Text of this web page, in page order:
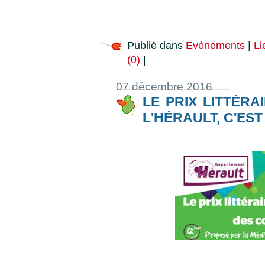
Publié dans Evènements |
(0) |
07 décembre 2016
LE PRIX
L'HÉRAULT,